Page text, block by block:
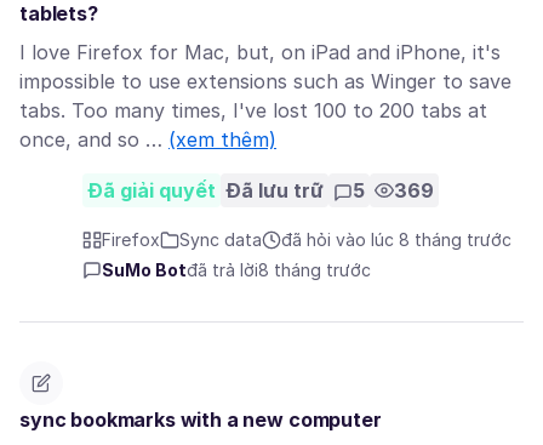
tablets?
I love Firefox for Mac, but, on iPad and iPhone, it's
impossible to use extensions such as Winger to save
tabs. Too many times, I've lost 100 to 200 tabs at
once, and so … (xem thêm)
Đã giải quyết Đã lưu trữ 5 369
Firefox Sync data
đã hỏi vào lúc 8 tháng trước
SuMo Botđã trả lời8 tháng trước
sync bookmarks with a new computer